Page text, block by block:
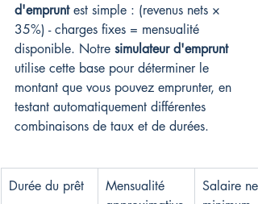
d'emprunt est simple : (revenus nets ×
35%) - charges fixes = mensualité
disponible. Notre simulateur d'emprunt
utilise cette base pour déterminer le
montant que vous pouvez emprunter, en
testant automatiquement différentes
combinaisons de taux et de durées.
Durée du prêt
Mensualité
Salaire net